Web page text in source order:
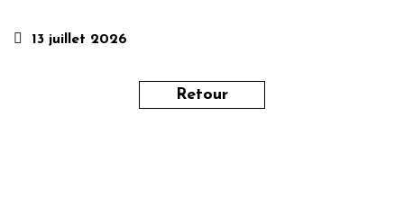
13 juillet 2026
Retour